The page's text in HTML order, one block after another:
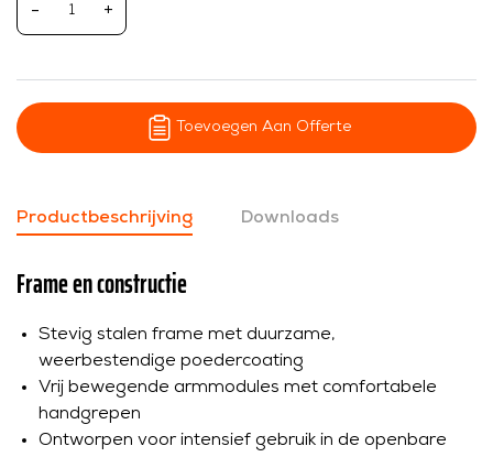
- +
Toevoegen Aan Offerte
Productbeschrijving Downloads
Frame en constructie
Stevig stalen frame met duurzame,
weerbestendige poedercoating
Vrij bewegende armmodules met comfortabele
handgrepen
Ontworpen voor intensief gebruik in de openbare